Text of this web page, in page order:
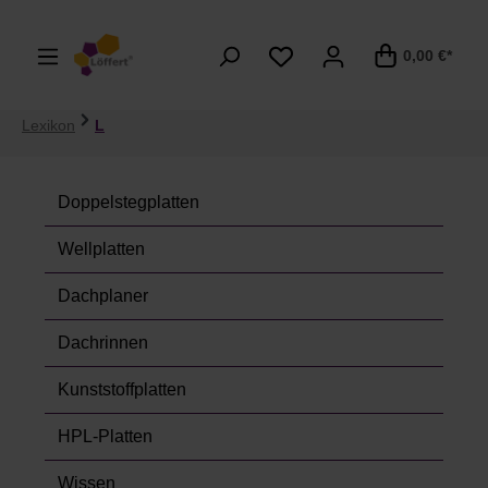
0,00 €*
Lexikon L
Doppelstegplatten
Wellplatten
Dachplaner
Dachrinnen
Kunststoffplatten
HPL-Platten
Wissen